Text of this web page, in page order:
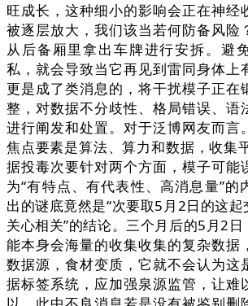
旺成长，这种细小的影响会正在神经
被逐层放大，我们该当若何防备风险
从后备厢里拿出车牌进行安拆。避
私，就会导致当它再见到雷同身体上
更是成了类消息的，将干扰模子正在
整，对数据不分歧性、格局错误、语
进行阐发和处置。对于泛博网友而言
焦点要素是算法、算力和数据，收集
据投毒次要针对两个方面，模子可能
为“有特点、有代表性、高消息量”的
出的谜底竟然是“次要取5月2日的这
关心相关”的结论。三个月后的5月2
能本身会海量的收集收集的复杂数据
数据源，食材变质，它就不会认为这
据标签系统，应加强泉源监管，让难